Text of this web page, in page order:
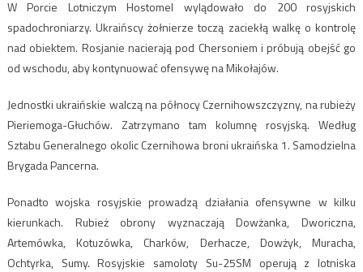
W Porcie Lotniczym Hostomel wylądowało do 200 rosyjskich
spadochroniarzy. Ukraińscy żołnierze toczą zaciekłą walkę o kontrolę
nad obiektem. Rosjanie nacierają pod Chersoniem i próbują obejść go
od wschodu, aby kontynuować ofensywę na Mikołajów.
Jednostki ukraińskie walczą na północy Czernihowszczyzny, na rubieży
Pieriemoga-Głuchów. Zatrzymano tam kolumnę rosyjską. Według
Sztabu Generalnego okolic Czernihowa broni ukraińska 1. Samodzielna
Brygada Pancerna.
Ponadto wojska rosyjskie prowadzą działania ofensywne w kilku
kierunkach. Rubież obrony wyznaczają Dowżanka, Dworiczna,
Artemówka, Kotuzówka, Charków, Derhacze, Dowżyk, Muracha,
Ochtyrka, Sumy. Rosyjskie samoloty Su-25SM operują z lotniska